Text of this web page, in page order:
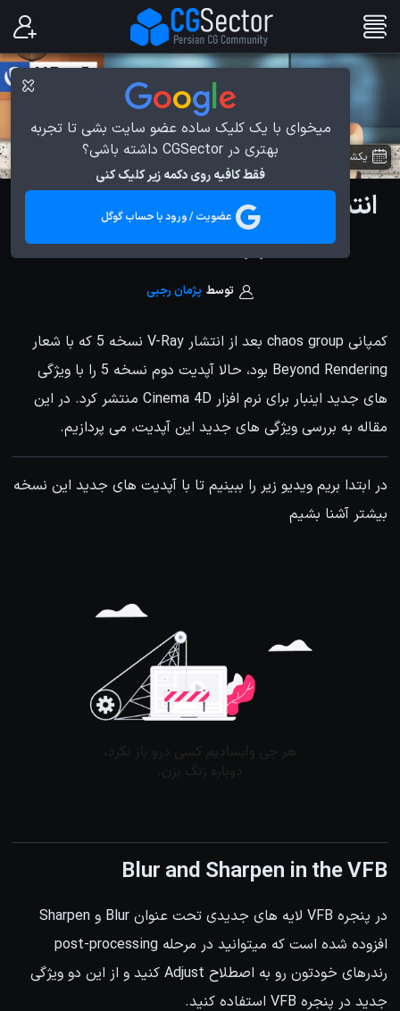
میخوای با یک کلیک ساده عضو سایت بشی تا تجربه
بهتری در CGSector داشته باشی؟
فقط کافیه روی دکمه زیر کلیک کنی
عضویت / ورود با حساب گوگل
یکشنبه 28 آذر 1400 در اخبار دنیای CG
انتشار آپدیت دوم 5 V-Ray برای نرم
افزار Cinema 4D
توسط پژمان رجبی
کمپانی chaos group بعد از انتشار V-Ray نسخه 5 که با شعار
Beyond Rendering بود، حالا آپدیت دوم نسخه 5 را با ویژگی
های جدید اینبار برای نرم افزار Cinema 4D منتشر کرد. در این
مقاله به بررسی ویژگی های جدید این آپدیت، می پردازیم.
در ابتدا بریم ویدیو زیر را ببینیم تا با آپدیت های جدید این نسخه
بیشتر آشنا بشیم
Blur and Sharpen in the VFB
در پنجره VFB لایه های جدیدی تحت عنوان Blur و Sharpen
افزوده شده است که میتوانید در مرحله post-processing
رندرهای خودتون رو به اصطلاح Adjust کنید و از این دو ویژگی
جدید در پنجره VFB استفاده کنید.